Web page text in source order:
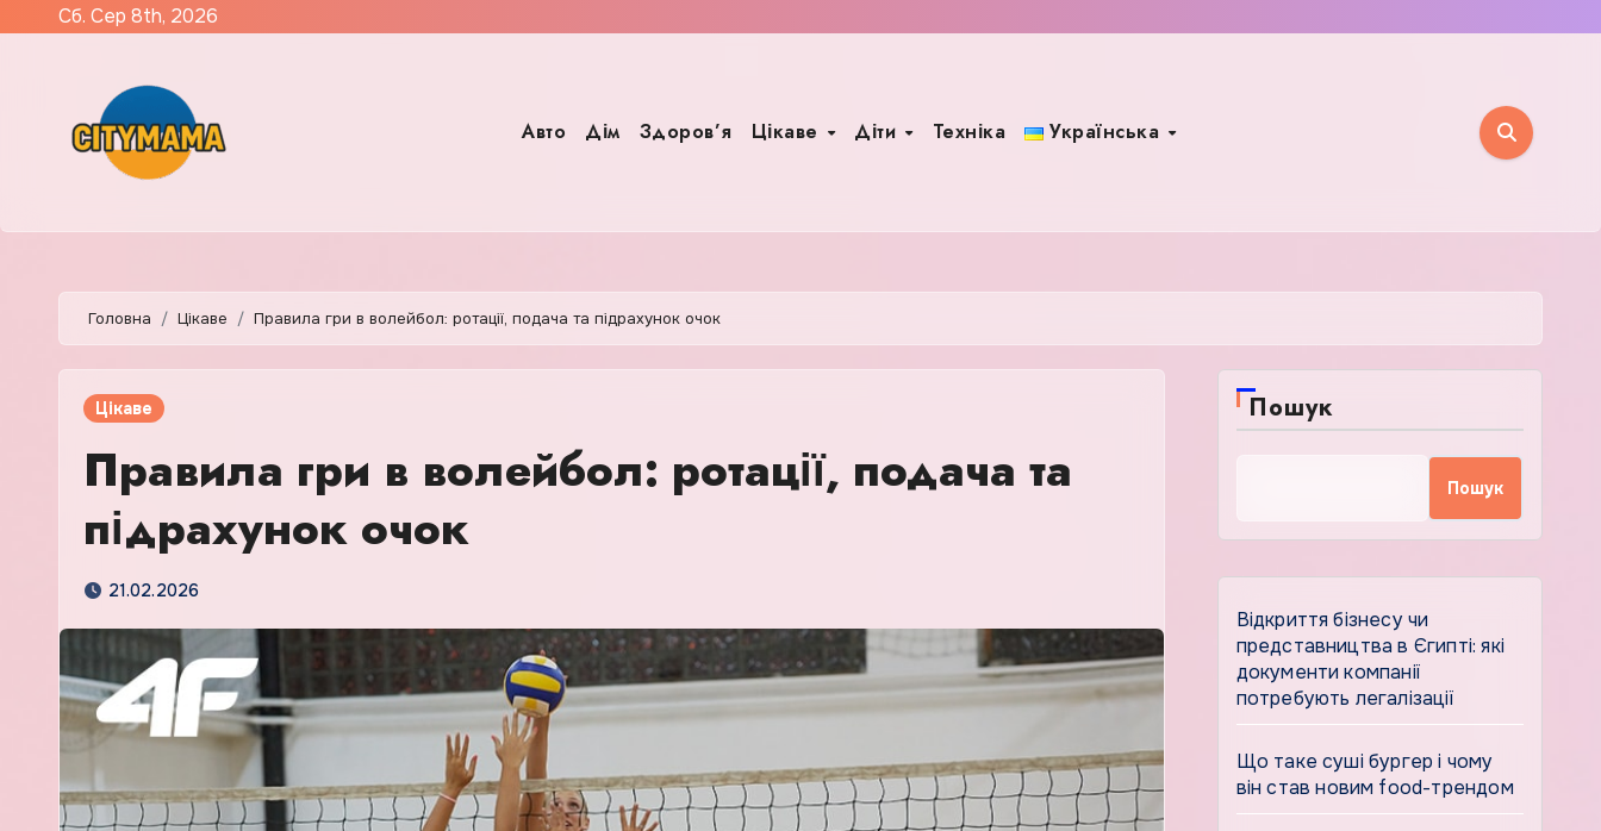
Сб. Сер 8th, 2026
Авто Дім Здоров’я Цікаве Діти Техніка Українська
Головна Цікаве Правила гри в волейбол: ротації, подача та підрахунок очок
Цікаве
Правила гри в волейбол: ротації, подача та
підрахунок очок
21.02.2026
Пошук
Пошук
Відкриття бізнесу чи
представництва в Єгипті: які
документи компанії
потребують легалізації
Що таке суші бургер і чому
він став новим food-трендом